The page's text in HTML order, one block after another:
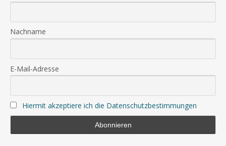
Nachname
E-Mail-Adresse
Hiermit akzeptiere ich die Datenschutzbestimmungen